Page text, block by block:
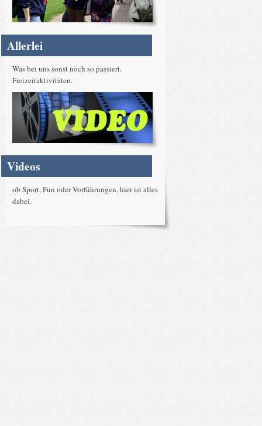
Allerlei
Was bei uns sonst noch so passiert.
Freizeitaktivitäten.
Videos
ob Sport, Fun oder Vorführungen, hier ist alles
dabei.